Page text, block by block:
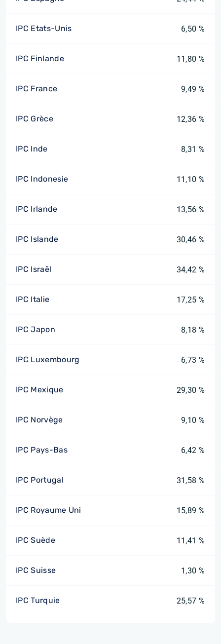
IPC Etats-Unis 6,50 %
IPC Finlande 11,80 %
IPC France 9,49 %
IPC Grèce 12,36 %
IPC Inde 8,31 %
IPC Indonesie 11,10 %
IPC Irlande 13,56 %
IPC Islande 30,46 %
IPC Israël 34,42 %
IPC Italie 17,25 %
IPC Japon 8,18 %
IPC Luxembourg 6,73 %
IPC Mexique 29,30 %
IPC Norvège 9,10 %
IPC Pays-Bas 6,42 %
IPC Portugal 31,58 %
IPC Royaume Uni 15,89 %
IPC Suède 11,41 %
IPC Suisse 1,30 %
IPC Turquie 25,57 %